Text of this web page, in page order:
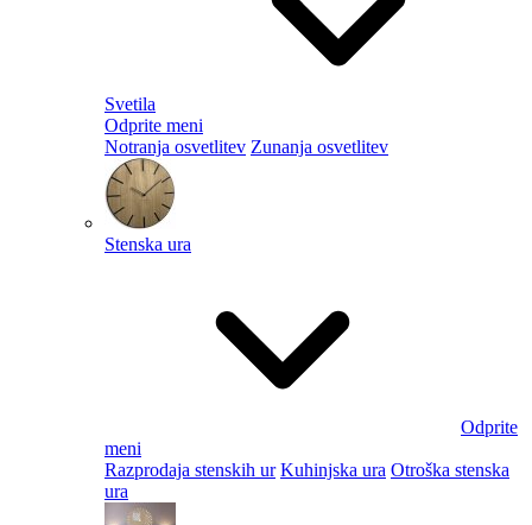
Svetila
Odprite meni
Notranja osvetlitev Zunanja osvetlitev
Stenska ura
Odprite
meni
Razprodaja stenskih ur Kuhinjska ura Otroška stenska
ura